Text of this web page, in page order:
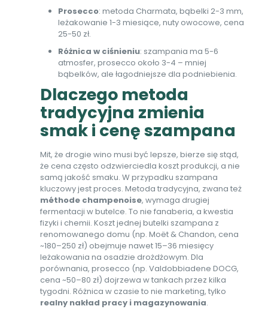
Prosecco: metoda Charmata, bąbelki 2-3 mm,
leżakowanie 1-3 miesiące, nuty owocowe, cena
25-50 zł.
Różnica w ciśnieniu: szampania ma 5-6
atmosfer, prosecco około 3-4 – mniej
bąbelków, ale łagodniejsze dla podniebienia.
Dlaczego metoda
tradycyjna zmienia
smak i cenę szampana
Mit, że drogie wino musi być lepsze, bierze się stąd,
że cena często odzwierciedla koszt produkcji, a nie
samą jakość smaku. W przypadku szampana
kluczowy jest proces. Metoda tradycyjna, zwana też
méthode champenoise, wymaga drugiej
fermentacji w butelce. To nie fanaberia, a kwestia
fizyki i chemii. Koszt jednej butelki szampana z
renomowanego domu (np. Moët & Chandon, cena
~180–250 zł) obejmuje nawet 15–36 miesięcy
leżakowania na osadzie drożdżowym. Dla
porównania, prosecco (np. Valdobbiadene DOCG,
cena ~50–80 zł) dojrzewa w tankach przez kilka
tygodni. Różnica w czasie to nie marketing, tylko
realny nakład pracy i magazynowania.